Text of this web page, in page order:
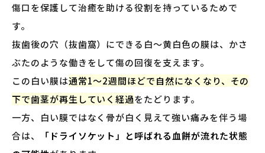
傷口を保護して治癒を助ける役割を持っているためで
す。
抜歯後の穴（抜歯窩）にできる白〜黄白色の膜は、かさ
ぶたのような働きをして傷の回復を支えます。
この白い膜は通常1〜2週間ほどで自然になくなり、その
下で歯茎が再生していく経過をたどります。
一方、白い膜ではなく骨が白く見えて強い痛みを伴う場
合は、
「ドライソケット」と呼ばれる血餅が流れた状態